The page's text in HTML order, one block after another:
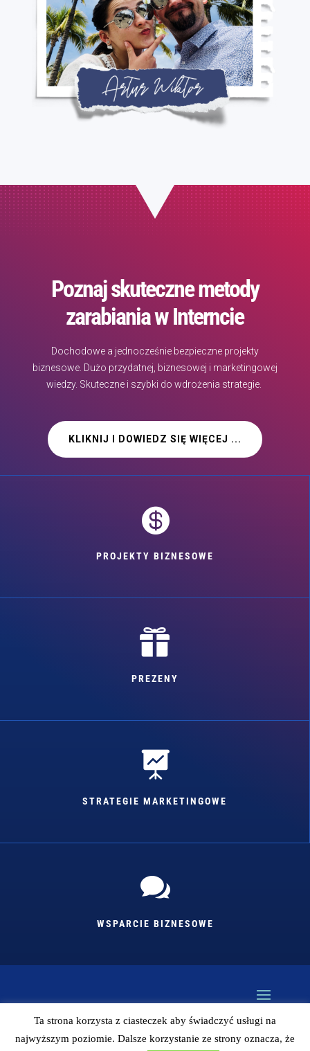
Poznaj skuteczne metody
zarabiania w Interncie
Dochodowe a jednocześnie bezpieczne projekty
biznesowe. Dużo przydatnej, biznesowej i marketingowej
wiedzy. Skuteczne i szybki do wdrożenia strategie.
KLIKNIJ I DOWIEDZ SIĘ WIĘCEJ ...

PROJEKTY BIZNESOWE

PREZENY

STRATEGIE MARKETINGOWE

WSPARCIE BIZNESOWE
Kopiowanie bez zgody autora zabronione (więc
Ta strona korzysta z ciasteczek aby świadczyć usługi na
najwyższym poziomie. Dalsze korzystanie ze strony oznacza, że